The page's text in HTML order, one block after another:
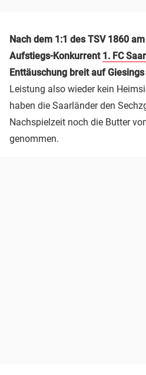
Nach dem 1:1 des TSV 1860
Aufstiegs-Konkurrent 1. FC
Enttäuschung breit auf
Leistung also wieder kein
haben die Saarländer den
Nachspielzeit noch die Butter
genommen.